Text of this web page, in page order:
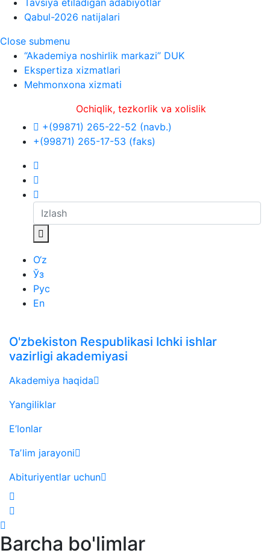
Tavsiya etiladigan adabiyotlar
Qabul-2026 natijalari
Close submenu
“Akademiya noshirlik markazi” DUK
Ekspertiza xizmatlari
Mehmonxona xizmati
Ochiqlik, tezkorlik va xolislik
+(99871) 265-22-52 (navb.)
+(99871) 265-17-53 (faks)
O‘z
Ўз
Рус
En
O'zbekiston Respublikasi Ichki ishlar
vazirligi akademiyasi
Akademiya haqida
Yangiliklar
E’lonlar
Taʼlim jarayoni
Abituriyentlar uchun
Barcha bo'limlar